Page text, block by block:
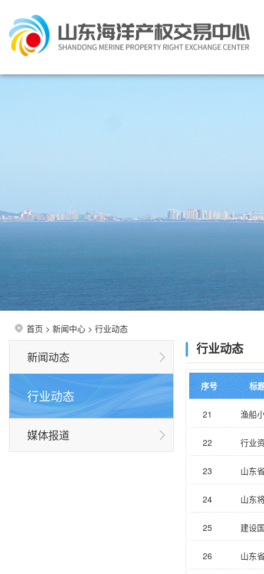
首页 > 新闻中心 > 行业动态
新闻动态
行业动态
媒体报道
行业动态
序号 标
21 渔船
22 行业
23 山东
24 山东
25 建设
26 山东